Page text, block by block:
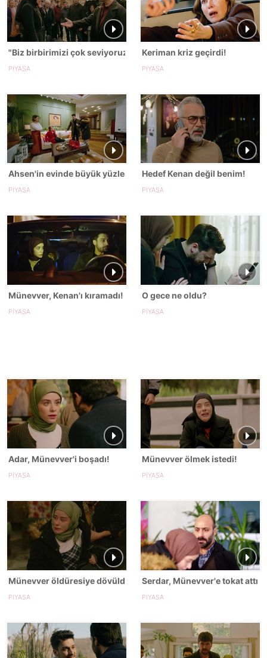
"Biz birbirimizi çok seviyoruz!"
PİYASA
Keriman kriz geçirdi!
PİYASA
Ahsen'in evinde büyük yüzleşme!
PİYASA
Hedef Kenan değil benim!
PİYASA
Münevver, Kenan'ı kıramadı!
PİYASA
O gece ne oldu?
PİYASA
Adar, Münevver'i boşadı!
PİYASA
Münevver ölmek istedi!
PİYASA
Münevver öldüresiye dövüldü!
PİYASA
Serdar, Münevver'e tokat attı!
PİYASA